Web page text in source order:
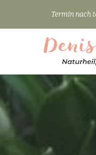
Skip
Termin nach